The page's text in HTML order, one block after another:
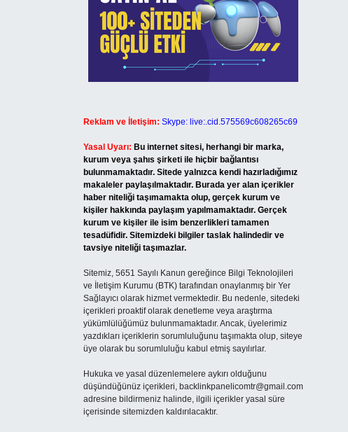
Reklam ve İletişim: Skype: live:.cid.575569c608265c69
Yasal Uyarı: Bu internet sitesi, herhangi bir marka,
kurum veya şahıs şirketi ile hiçbir bağlantısı
bulunmamaktadır. Sitede yalnızca kendi hazırladığımız
makaleler paylaşılmaktadır. Burada yer alan içerikler
haber niteliği taşımamakta olup, gerçek kurum ve
kişiler hakkında paylaşım yapılmamaktadır. Gerçek
kurum ve kişiler ile isim benzerlikleri tamamen
tesadüfidir. Sitemizdeki bilgiler taslak halindedir ve
tavsiye niteliği taşımazlar.
Sitemiz, 5651 Sayılı Kanun gereğince Bilgi Teknolojileri
ve İletişim Kurumu (BTK) tarafından onaylanmış bir Yer
Sağlayıcı olarak hizmet vermektedir. Bu nedenle, sitedeki
içerikleri proaktif olarak denetleme veya araştırma
yükümlülüğümüz bulunmamaktadır. Ancak, üyelerimiz
yazdıkları içeriklerin sorumluluğunu taşımakta olup, siteye
üye olarak bu sorumluluğu kabul etmiş sayılırlar.
Hukuka ve yasal düzenlemelere aykırı olduğunu
düşündüğünüz içerikleri, backlinkpanelicomtr@gmail.com
adresine bildirmeniz halinde, ilgili içerikler yasal süre
içerisinde sitemizden kaldırılacaktır.